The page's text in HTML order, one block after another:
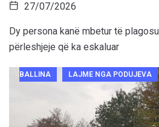
27/07/2026
Dy persona kanë mbetur të
përleshjeje që ka eskaluar
BALLINA LAJME NGA PODUJEVA